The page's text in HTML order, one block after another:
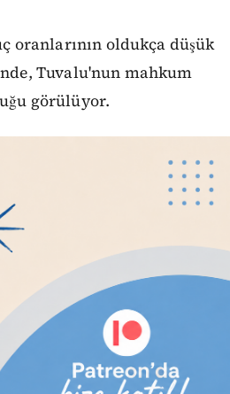
oranlarının oldukça düşük
Tuvalu'nun mahkum
görülüyor.